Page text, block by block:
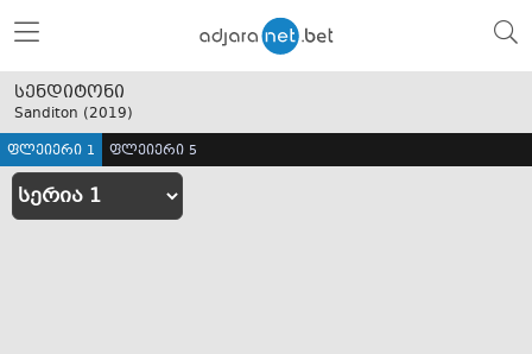
სენდიტონი
Sanditon (2019)
ფლეიერი 1 ფლეიერი 5